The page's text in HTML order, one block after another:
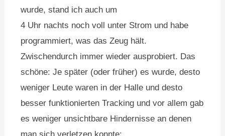
wurde, stand ich auch um
4 Uhr nachts noch voll unter Strom und habe
programmiert, was das Zeug hält.
Zwischendurch immer wieder ausprobiert. Das
schöne: Je später (oder früher) es wurde, desto
weniger Leute waren in der Halle und desto
besser funktionierten Tracking und vor allem gab
es weniger unsichtbare Hindernisse an denen